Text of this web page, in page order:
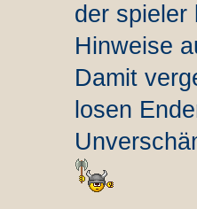
der spieler
Hinweise
Damit
losen